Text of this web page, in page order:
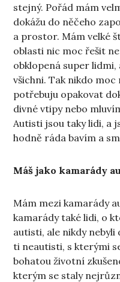
stejný. Pořád mám
dokážu do něčeho
a prostor. Mám velké
oblasti nic moc řešit
obklopená super
všichni. Tak nikdo moc
potřebuju opakovat
divné vtipy nebo
Autisti jsou taky lidi, a
hodně ráda bavím a
Máš jako kamarády
Mám mezi kamarády
kamarády také lidi, o
autisti, ale nikdy nebyli
ti neautisti, s kterými
bohatou životní
kterým se staly